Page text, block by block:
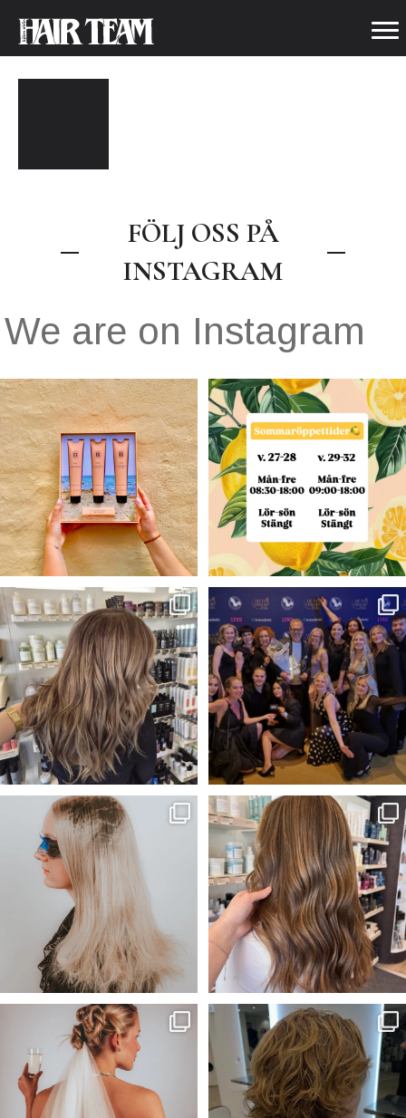
BLACK
FÖLJ OSS PÅ
INSTAGRAM
We are on Instagram
.
☀️🧡Sommar tävling🧡☀️
Nu har du...
60 48
Våra öppettider under sommaren
🍋🌼
v. 27-28...
7 0
Blond —>Brunett 💫✨✨
Färg- Claudia
...
41 2
VINNARE I ÅRETS
ARBETSGIVARE 2026!⭐️🥂
Igår...
282 50
Vårat bidrag till Årets frisör
kollektion!🖤
...
55
Solkyssta slingor☀️
Frisör-Evelina🎨...
33 1
Wilmas och My’s bidrag till Årets
frisör kategori...
64 1
Kunden önskade sig mer textur
och ett lättare hår...
52 1